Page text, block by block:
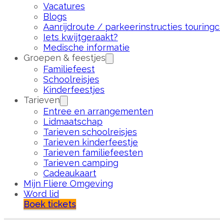
Vacatures
Blogs
Aanrijdroute / parkeerinstructies
Iets kwijtgeraakt?
Medische informatie
Groepen & feestjes
Familiefeest
Schoolreisjes
Kinderfeestjes
Tarieven
Entree en arrangementen
Lidmaatschap
Tarieven schoolreisjes
Tarieven kinderfeestje
Tarieven familiefeesten
Tarieven camping
Cadeaukaart
Mijn Fliere Omgeving
Word lid
Boek tickets